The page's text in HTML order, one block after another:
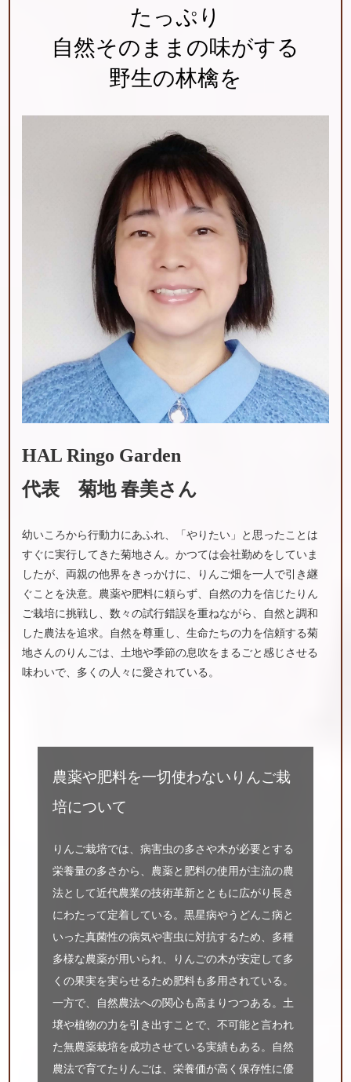
たっぷり
自然そのままの味がする
野生の林檎を
HAL Ringo Garden
代表菊地 春美さん
幼いころから行動力にあふれ、「やりたい」と思ったことは
すぐに実行してきた菊地さん。かつては会社勤めをしていま
したが、両親の他界をきっかけに、りんご畑を一人で引き継
ぐことを決意。農薬や肥料に頼らず、自然の力を信じたりん
ご栽培に挑戦し、数々の試行錯誤を重ねながら、自然と調和
した農法を追求。自然を尊重し、生命たちの力を信頼する菊
地さんのりんごは、土地や季節の息吹をまるごと感じさせる
味わいで、多くの人々に愛されている。
農薬や肥料を一切使わないりんご栽
培について
りんご栽培では、病害虫の多さや木が必要とする
栄養量の多さから、農薬と肥料の使用が主流の農
法として近代農業の技術革新とともに広がり長き
にわたって定着している。黒星病やうどんこ病と
いった真菌性の病気や害虫に対抗するため、多種
多様な農薬が用いられ、りんごの木が安定して多
くの果実を実らせるため肥料も多用されている。
一方で、自然農法への関心も高まりつつある。土
壌や植物の力を引き出すことで、不可能と言われ
た無農薬栽培を成功させている実績もある。自然
農法で育てたりんごは、栄養価が高く保存性に優